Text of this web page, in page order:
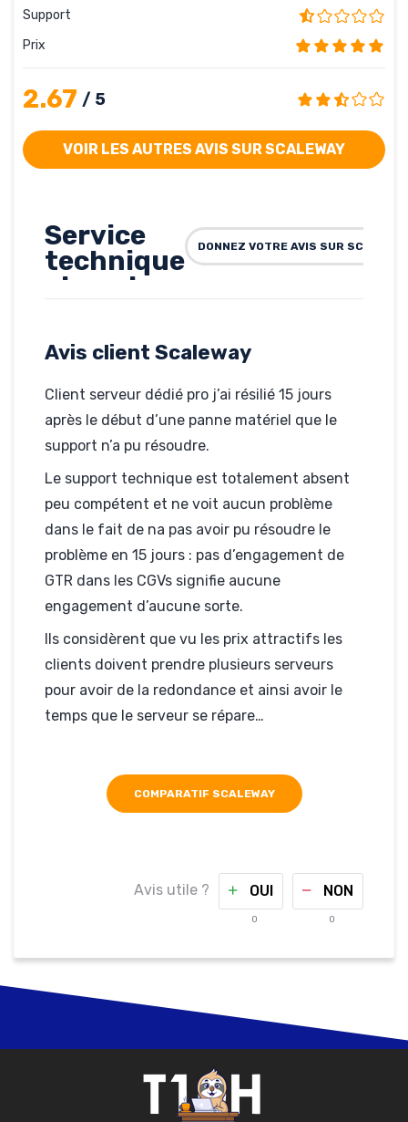
Support
Prix
2.67 / 5
VOIR LES AUTRES AVIS SUR SCALEWAY
Service
technique
absent
Hébergé par Scaleway
DONNEZ VOTRE AVIS SUR
Avis client Scaleway
Client serveur dédié pro j’ai résilié 15 jours
après le début d’une panne matériel que le
support n’a pu résoudre.
Le support technique est totalement absent
peu compétent et ne voit aucun problème
dans le fait de na pas avoir pu résoudre le
problème en 15 jours : pas d’engagement de
GTR dans les CGVs signifie aucune
engagement d’aucune sorte.
Ils considèrent que vu les prix attractifs les
clients doivent prendre plusieurs serveurs
pour avoir de la redondance et ainsi avoir le
temps que le serveur se répare…
COMPARATIF SCALEWAY
Avis utile ? OUI
0
NON
0